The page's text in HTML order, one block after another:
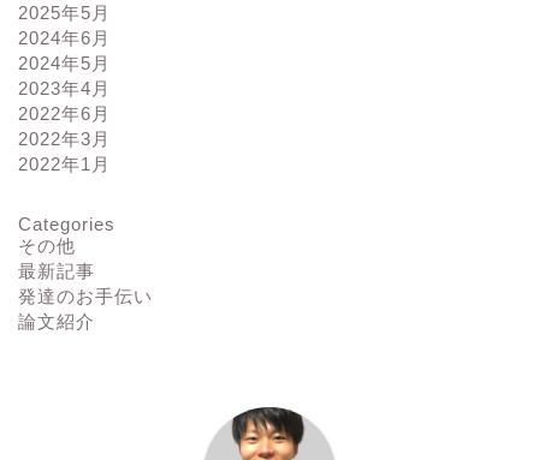
2025年5月
2024年6月
2024年5月
2023年4月
2022年6月
2022年3月
2022年1月
Categories
その他
最新記事
発達のお手伝い
論文紹介